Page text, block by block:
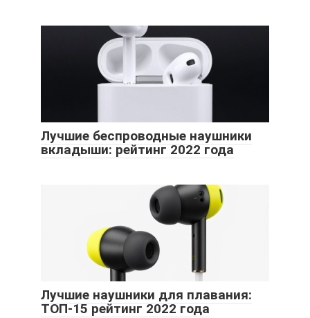
Лучшие беспроводные наушники
вкладыши: рейтинг 2022 года
Лучшие наушники для плавания:
ТОП-15 рейтинг 2022 года